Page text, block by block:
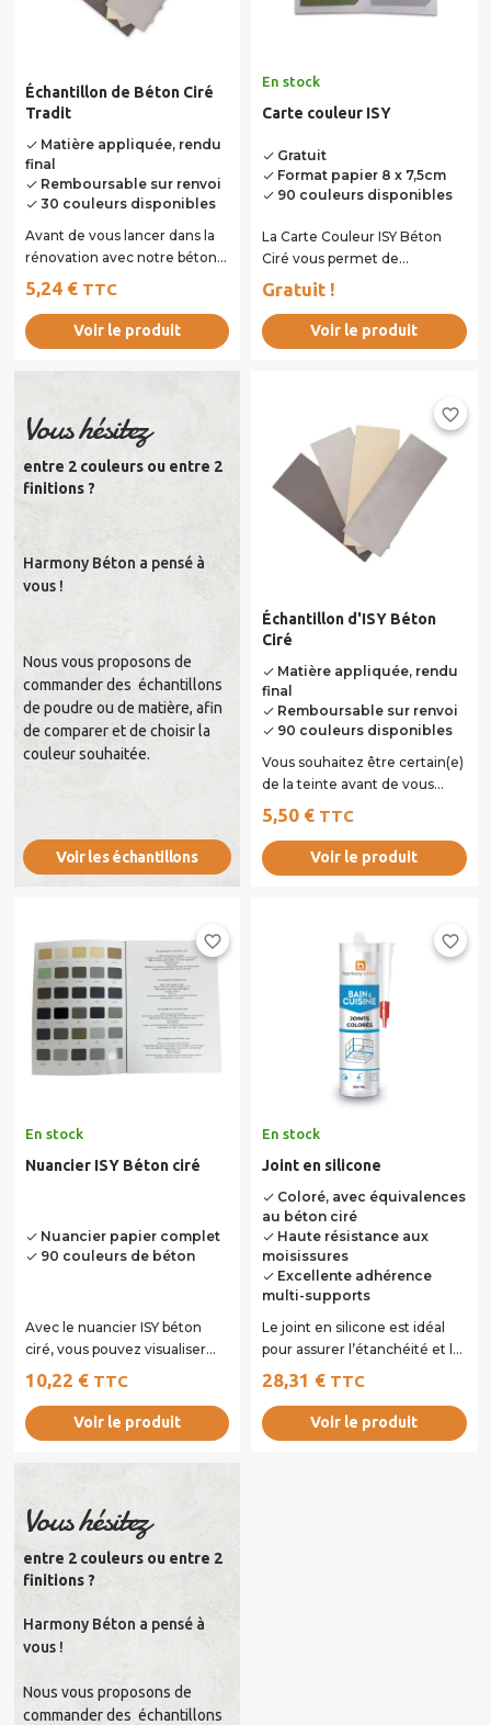
Échantillon de Béton Ciré
Tradit
doneMatière appliquée, rendu
final
doneRemboursable sur renvoi
done30 couleurs disponibles
Avant de vous lancer dans la
rénovation avec notre béton
ciré Tradit, testez la teinte et
la...
5,24 € TTC
Voir le produit
En stock
Carte couleur ISY
done Gratuit
done Format papier 8 x 7,5cm
done 90 couleurs disponibles
La Carte Couleur ISY Béton
Ciré vous permet de
découvrir et de comparer
Gratuit !
Voir le produit
Vous hésitez
entre 2 couleurs ou entre 2
finitions ?
Harmony Béton a pensé à
vous !
Nous vous proposons de
commander des échantillons
de poudre ou de matière, afin
de comparer et de choisir la
couleur souhaitée.
Voir les échantillons
favorite_border
Échantillon d'ISY Béton
Ciré
done Matière appliquée, rendu
final
done Remboursable sur renvoi
done 90 couleurs disponibles
Vous souhaitez être certain(e)
de la teinte avant de vous
lancer dans un projet plus
ambitieux ?...
5,50 € TTC
Voir le produit
favorite_border
En stock
Nuancier ISY Béton ciré
doneNuancier papier complet
done90 couleurs de béton
Avec le nuancier ISY béton
ciré, vous pouvez visualiser
l’ensemble des 90 teintes
proposées pour...
10,22 € TTC
Voir le produit
favorite_border
En stock
Joint en silicone
done Coloré, avec équivalences
au béton ciré
done Haute résistance aux
moisissures
done Excellente adhérence
multi-supports
Le joint en silicone est idéal
pour assurer l’étanchéité et la
finition de vos travaux. Ce...
28,31 € TTC
Voir le produit
Vous hésitez
entre 2 couleurs ou entre 2
finitions ?
Harmony Béton a pensé à
vous !
Nous vous proposons de
commander des échantillons